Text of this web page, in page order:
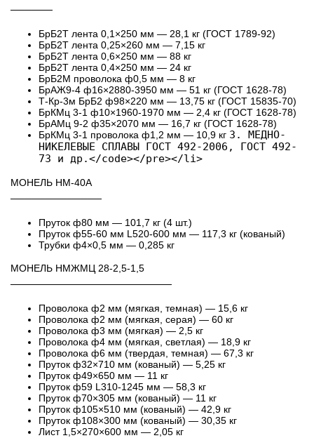
──────
БрБ2Т лента 0,1×250 мм — 28,1 кг (ГОСТ 1789-92)
БрБ2Т лента 0,25×260 мм — 7,15 кг
БрБ2Т лента 0,6×250 мм — 88 кг
БрБ2Т лента 0,4×250 мм — 24 кг
БрБ2М проволока ф0,5 мм — 8 кг
БрАЖ9-4 ф16×2880-3950 мм — 51 кг (ГОСТ 1628-78)
Т-Кр-3м БрБ2 ф98×220 мм — 13,75 кг (ГОСТ 15835-70)
БрКМц 3-1 ф10×1960-1970 мм — 2,4 кг (ГОСТ 1628-78)
БрАМц 9-2 ф35×2070 мм — 16,7 кг (ГОСТ 1628-78)
БрКМц 3-1 проволока ф1,2 мм — 10,9 кг 3. МЕДНО-
НИКЕЛЕВЫЕ СПЛАВЫ ГОСТ 492-2006, ГОСТ 492-
73 и др.</code></pre></li>
МОНЕЛЬ НМ-40А
─────────────
Пруток ф80 мм — 101,7 кг (4 шт.)
Пруток ф55-60 мм L520-600 мм — 117,3 кг (кованый)
Трубки ф4×0,5 мм — 0,285 кг
МОНЕЛЬ НМЖМЦ 28-2,5-1,5
───────────────────────
Проволока ф2 мм (мягкая, темная) — 15,6 кг
Проволока ф2 мм (мягкая, серая) — 60 кг
Проволока ф3 мм (мягкая) — 2,5 кг
Проволока ф4 мм (мягкая, светлая) — 18,9 кг
Проволока ф6 мм (твердая, темная) — 67,3 кг
Пруток ф32×710 мм (кованый) — 5,25 кг
Пруток ф49×650 мм — 11 кг
Пруток ф59 L310-1245 мм — 58,3 кг
Пруток ф70×305 мм (кованый) — 11 кг
Пруток ф105×510 мм (кованый) — 42,9 кг
Пруток ф108×300 мм (кованый) — 30,35 кг
Лист 1,5×270×600 мм — 2,05 кг